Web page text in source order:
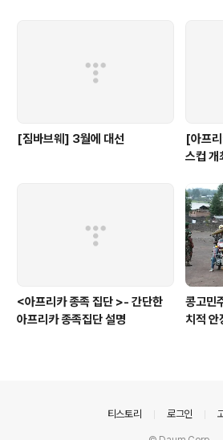
[짐바브웨] 3월에 대선
[아프
스컵
<아프리카 종족 집단 >- 간단한
아프리카 종족집단 설명
콩고민
치적 안
티스토리 로그인